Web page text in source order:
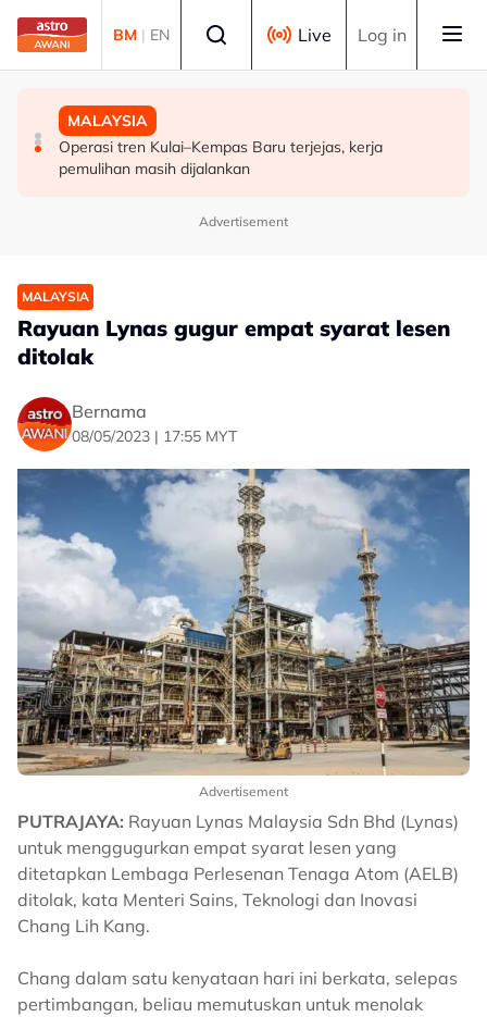
Skip to main content
BM | EN Live Log in
MALAYSIA
FMBA sambut baik arahan PM percepat kelulusan
pekerja asing sektor restoran
POLITIK
'Siapa akan pergi, siapa diperintah pergi? Tunggu dan
lihat'- Zahid
MALAYSIA
Operasi tren Kulai–Kempas Baru terjejas, kerja
pemulihan masih dijalankan
Advertisement
MALAYSIA
Rayuan Lynas gugur empat syarat lesen
ditolak
Bernama
08/05/2023 | 17:55 MYT
Advertisement
PUTRAJAYA: Rayuan Lynas Malaysia Sdn Bhd (Lynas)
untuk menggugurkan empat syarat lesen yang
ditetapkan Lembaga Perlesenan Tenaga Atom (AELB)
ditolak, kata Menteri Sains, Teknologi dan Inovasi
Chang Lih Kang.
Chang dalam satu kenyataan hari ini berkata, selepas
pertimbangan, beliau memutuskan untuk menolak